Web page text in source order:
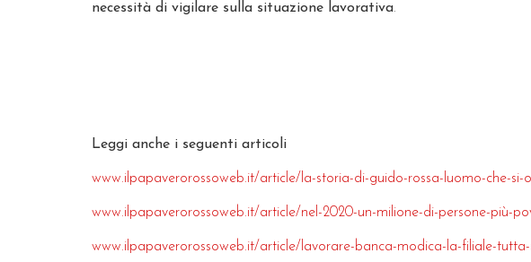
necessità di vigilare sulla situazione lavorativa.
Leggi anche i seguenti articoli
www.ilpapaverorossoweb.it/article/la-storia-di-guido-rossa-luomo-che-si-
www.ilpapaverorossoweb.it/article/nel-2020-un-milione-di-persone-più-
www.ilpapaverorossoweb.it/article/lavorare-banca-modica-la-filiale-